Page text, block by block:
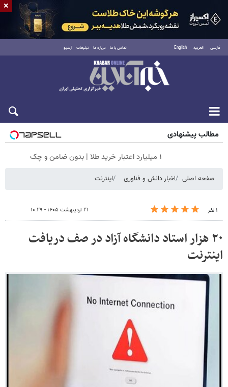
فارسی العربية English تماس با ما درباره ما تبلیغات آرشیو
جمعه ۱۶ مرداد ۱۴۰۵
مطالب پیشنهادی
۱ میلیارد اعتبار خرید طلا | بدون ضامن و چک
صفحه اصلی اخبار دانش و فناوری اینترنت
۱ نفر ۲۱ اردیبهشت ۱۴۰۵ - ۱۰:۲۹
۲۰ هزار استاد دانشگاه آزاد در صف دریافت
اینترنت
×